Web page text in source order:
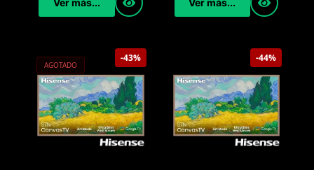
Ver más... Ver más...
-43%
AGOTADO
-44%